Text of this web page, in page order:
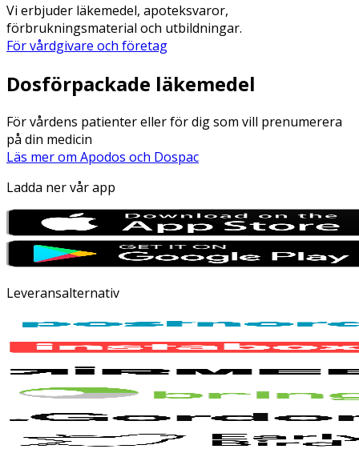
Vi erbjuder läkemedel, apoteksvaror,
förbrukningsmaterial och utbildningar.
För vårdgivare och företag
Dosförpackade läkemedel
För vårdens patienter eller för dig som vill prenumerera
på din medicin
Läs mer om Apodos och Dospac
Ladda ner vår app
Leveransalternativ